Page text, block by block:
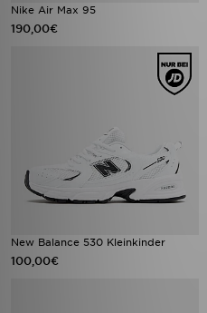
Nike Air Max 95
190,00€
New Balance 530 Kleinkinder
100,00€